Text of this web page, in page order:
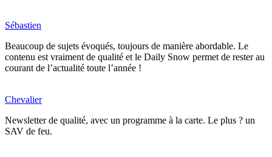
Sébastien
Beaucoup de sujets évoqués, toujours de manière abordable. Le
contenu est vraiment de qualité et le Daily Snow permet de rester au
courant de l’actualité toute l’année !
Chevalier
Newsletter de qualité, avec un programme à la carte. Le plus ? un
SAV de feu.